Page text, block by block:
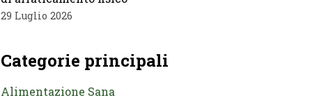
29 Luglio 2026
Categorie principali
Alimentazione Sana